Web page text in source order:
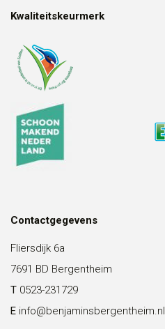
Kwaliteitskeurmerk
Contactgegevens
Fliersdijk 6a
7691 BD Bergentheim
T 0523-231729
E info@benjaminsbergentheim.nl